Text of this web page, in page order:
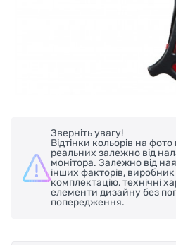
Зверніть увагу!
Відтінки кольорів на
реальних залежно від
монітора. Залежно від
інших факторів,
комплектацію, технічні
елементи дизайну без
попередження.